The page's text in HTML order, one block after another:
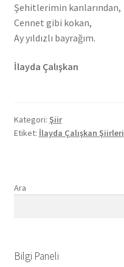
Şehitlerimin kanlarından,
Cennet gibi kokan,
Ay yıldızlı bayrağım.
İlayda Çalışkan
Kategori: Şiir
Etiket: İlayda Çalışkan Şiirleri
Ara
Bilgi Paneli